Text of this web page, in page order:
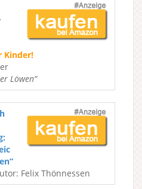
Kinder!
Löwen“
Felix Thönnessen